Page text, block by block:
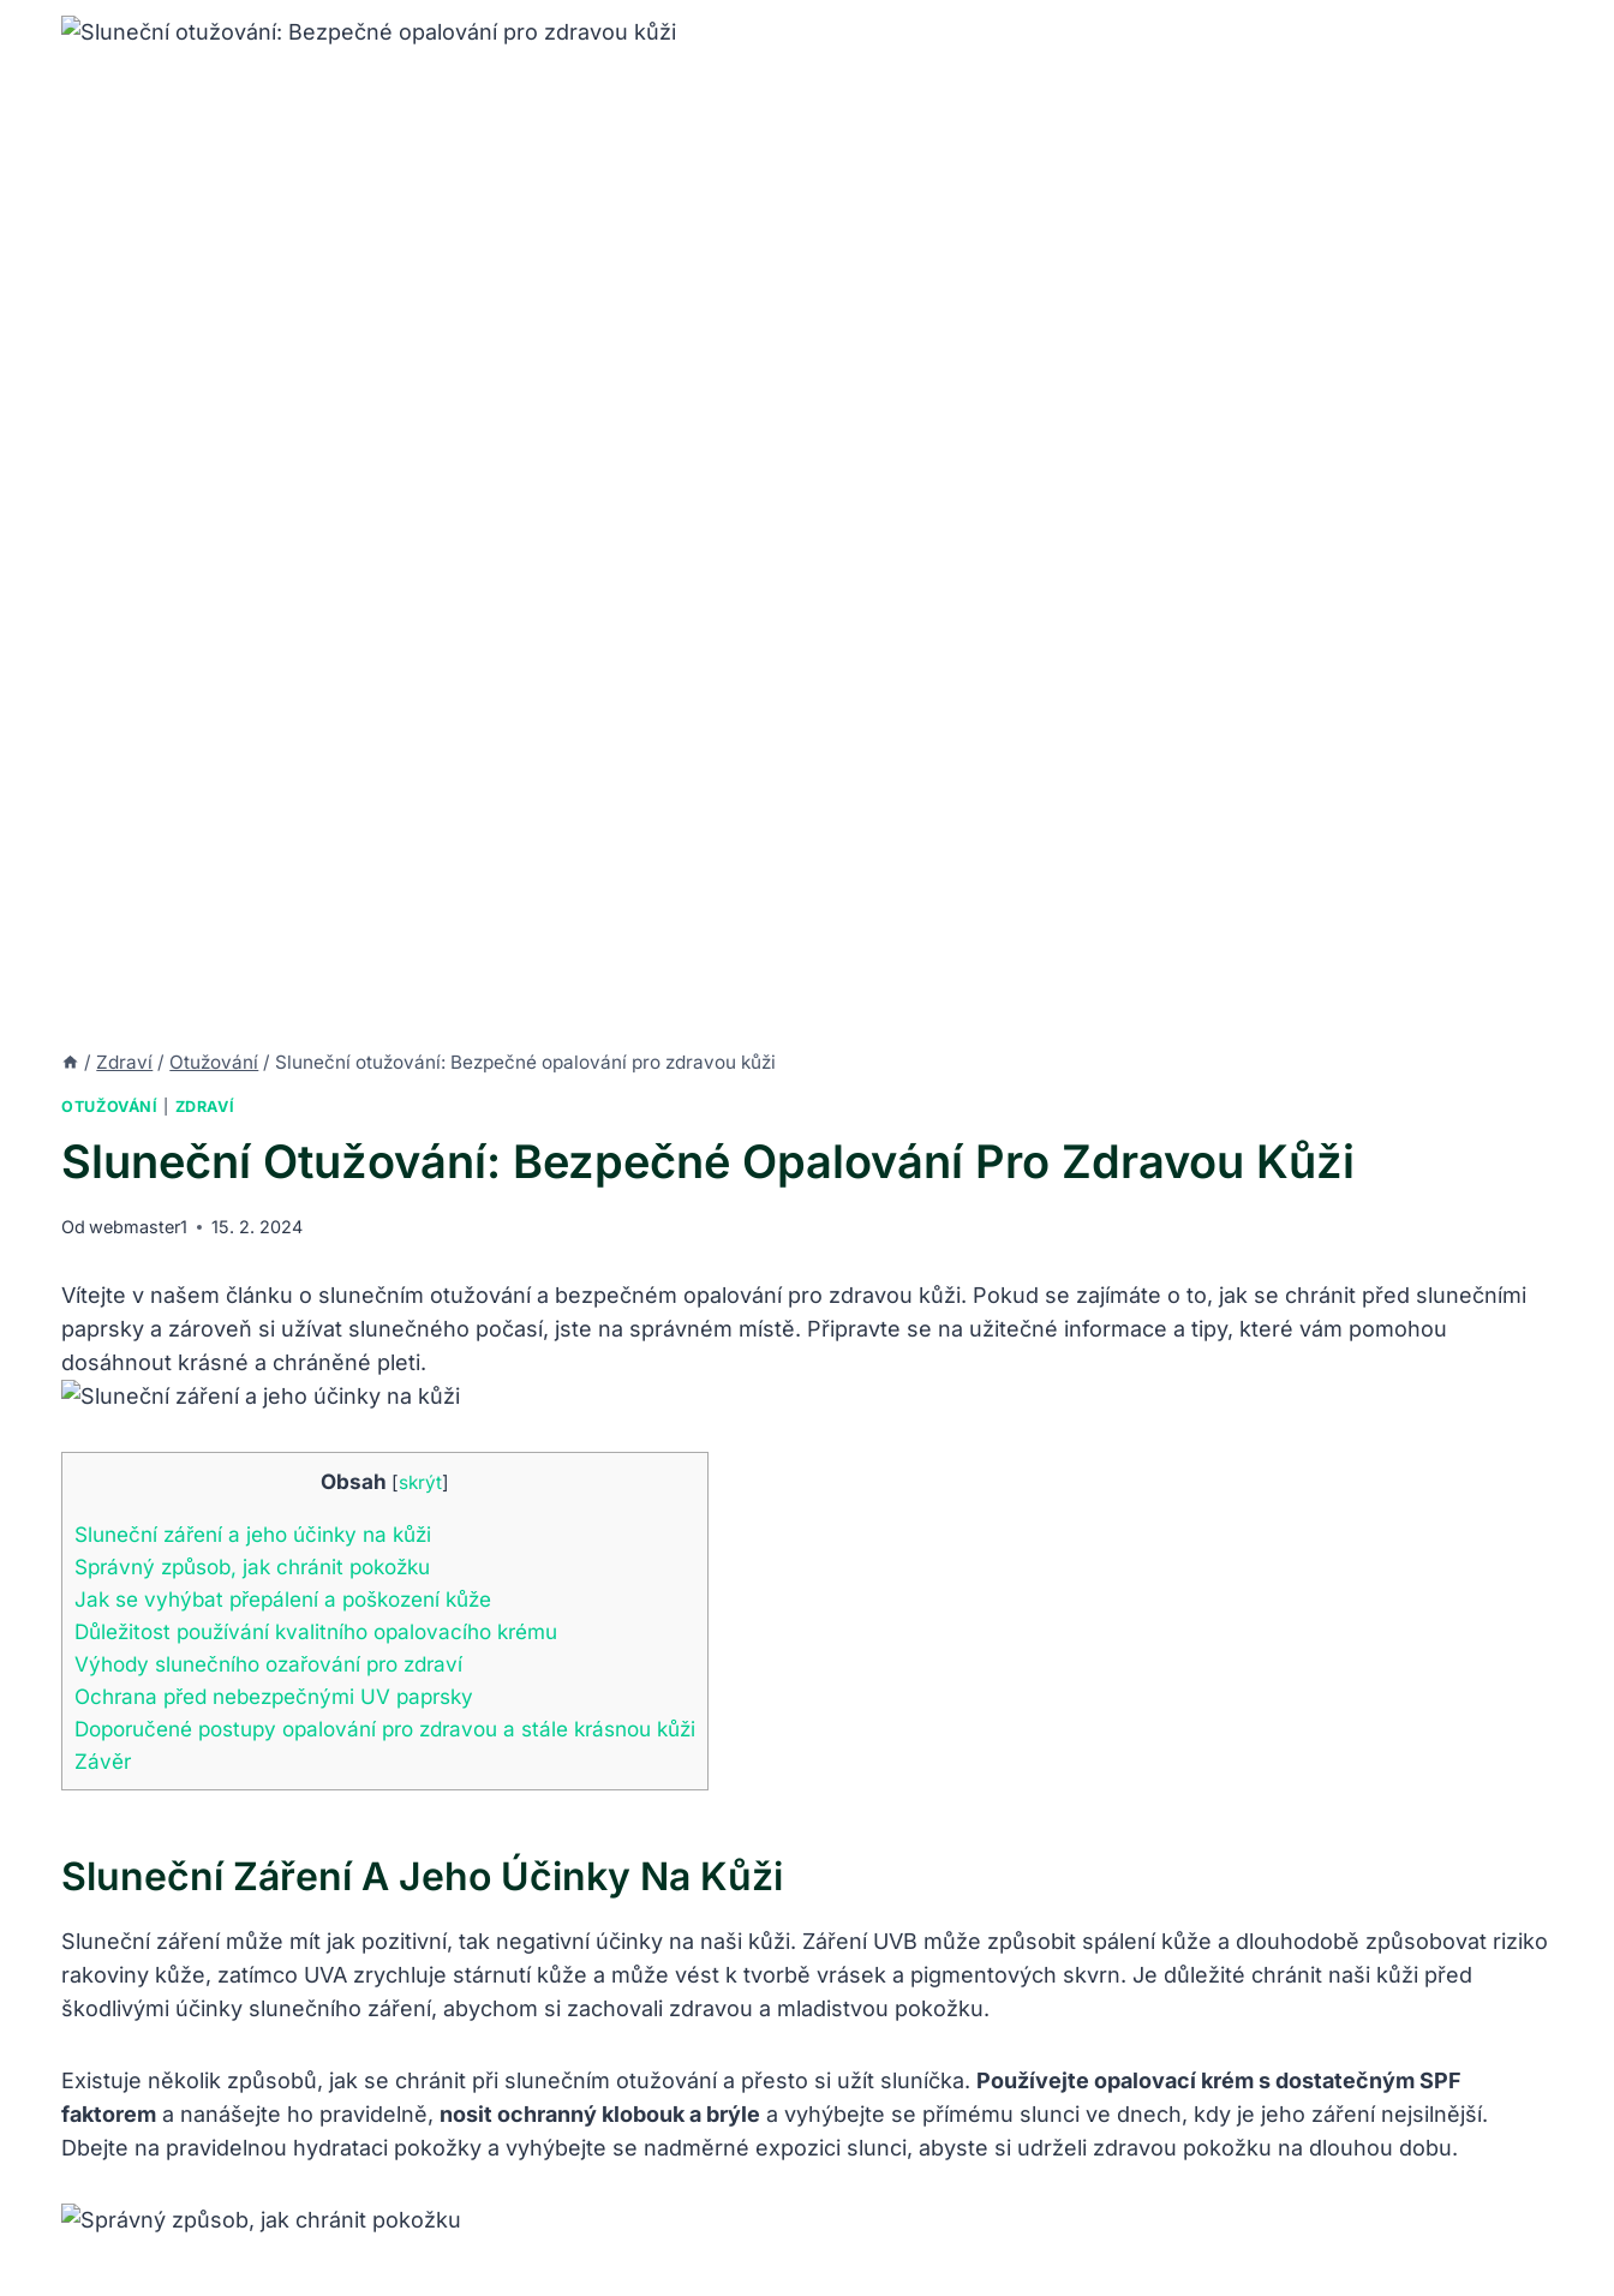
/ Zdraví / Otužování / Sluneční otužování: Bezpečné opalování pro zdravou kůži
OTUŽOVÁNÍ ZDRAVÍ
Sluneční Otužování: Bezpečné Opalování Pro Zdravou Kůži
Od webmaster1 15. 2. 2024
Vítejte v našem článku o slunečním otužování a bezpečném opalování pro zdravou kůži. Pokud se zajímáte o to, jak se chránit před slunečními
paprsky a zároveň si užívat slunečného počasí, jste na správném místě. Připravte se na užitečné informace a tipy, které vám pomohou
dosáhnout krásné a chráněné pleti.
Obsah [skrýt]
Sluneční záření a jeho účinky na kůži
Správný způsob, jak chránit pokožku
Jak se vyhýbat přepálení a poškození kůže
Důležitost používání kvalitního opalovacího krému
Výhody slunečního ozařování pro zdraví
Ochrana před nebezpečnými UV paprsky
Doporučené postupy opalování pro zdravou a stále krásnou kůži
Závěr
Sluneční Záření A Jeho Účinky Na Kůži
Sluneční záření může mít jak pozitivní, tak negativní účinky na naši kůži. Záření UVB může způsobit spálení kůže a dlouhodobě způsobovat riziko
rakoviny kůže, zatímco UVA zrychluje stárnutí kůže a může vést k tvorbě vrásek a pigmentových skvrn. Je důležité chránit naši kůži před
škodlivými účinky slunečního záření, abychom si zachovali zdravou a mladistvou pokožku.
Existuje několik způsobů, jak se chránit při slunečním otužování a přesto si užít sluníčka. Používejte opalovací krém s dostatečným SPF
faktorem a nanášejte ho pravidelně, nosit ochranný klobouk a brýle a vyhýbejte se přímému slunci ve dnech, kdy je jeho záření nejsilnější.
Dbejte na pravidelnou hydrataci pokožky a vyhýbejte se nadměrné expozici slunci, abyste si udrželi zdravou pokožku na dlouhou dobu.